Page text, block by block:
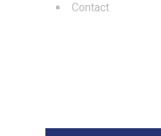
Contact